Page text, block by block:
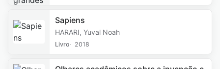
Sapiens
HARARI, Yuval Noah
Livro 2018